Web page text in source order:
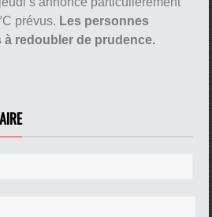
prévus. Les personnes
redoubler de prudence.